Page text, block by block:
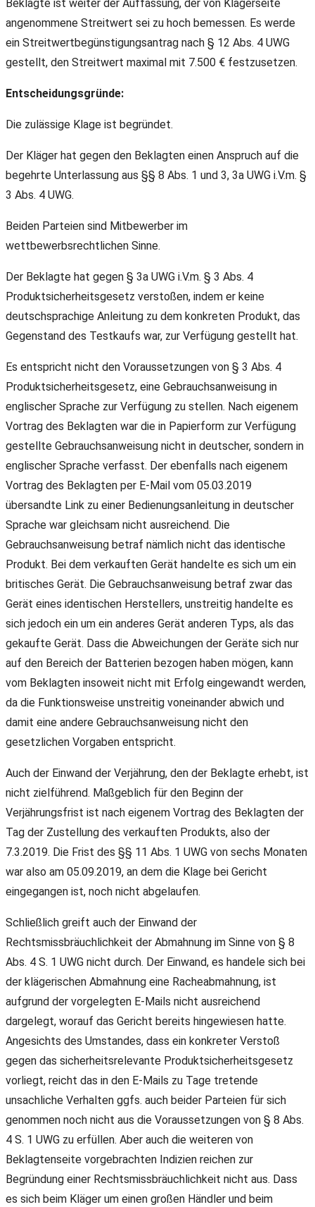
Beklagte ist weiter der Auffassung, der von Klägerseite
angenommene Streitwert sei zu hoch bemessen. Es werde
ein Streitwertbegünstigungsantrag nach § 12 Abs. 4 UWG
gestellt, den Streitwert maximal mit 7.500 € festzusetzen.
Entscheidungsgründe:
Die zulässige Klage ist begründet.
Der Kläger hat gegen den Beklagten einen Anspruch auf die
begehrte Unterlassung aus §§ 8 Abs. 1 und 3, 3a UWG i.V.m. §
3 Abs. 4 UWG.
Beiden Parteien sind Mitbewerber im
wettbewerbsrechtlichen Sinne.
Der Beklagte hat gegen § 3a UWG i.V.m. § 3 Abs. 4
Produktsicherheitsgesetz verstoßen, indem er keine
deutschsprachige Anleitung zu dem konkreten Produkt, das
Gegenstand des Testkaufs war, zur Verfügung gestellt hat.
Es entspricht nicht den Voraussetzungen von § 3 Abs. 4
Produktsicherheitsgesetz, eine Gebrauchsanweisung in
englischer Sprache zur Verfügung zu stellen. Nach eigenem
Vortrag des Beklagten war die in Papierform zur Verfügung
gestellte Gebrauchsanweisung nicht in deutscher, sondern in
englischer Sprache verfasst. Der ebenfalls nach eigenem
Vortrag des Beklagten per E-Mail vom 05.03.2019
übersandte Link zu einer Bedienungsanleitung in deutscher
Sprache war gleichsam nicht ausreichend. Die
Gebrauchsanweisung betraf nämlich nicht das identische
Produkt. Bei dem verkauften Gerät handelte es sich um ein
britisches Gerät. Die Gebrauchsanweisung betraf zwar das
Gerät eines identischen Herstellers, unstreitig handelte es
sich jedoch ein um ein anderes Gerät anderen Typs, als das
gekaufte Gerät. Dass die Abweichungen der Geräte sich nur
auf den Bereich der Batterien bezogen haben mögen, kann
vom Beklagten insoweit nicht mit Erfolg eingewandt werden,
da die Funktionsweise unstreitig voneinander abwich und
damit eine andere Gebrauchsanweisung nicht den
gesetzlichen Vorgaben entspricht.
Auch der Einwand der Verjährung, den der Beklagte erhebt, ist
nicht zielführend. Maßgeblich für den Beginn der
Verjährungsfrist ist nach eigenem Vortrag des Beklagten der
Tag der Zustellung des verkauften Produkts, also der
7.3.2019. Die Frist des §§ 11 Abs. 1 UWG von sechs Monaten
war also am 05.09.2019, an dem die Klage bei Gericht
eingegangen ist, noch nicht abgelaufen.
Schließlich greift auch der Einwand der
Rechtsmissbräuchlichkeit der Abmahnung im Sinne von § 8
Abs. 4 S. 1 UWG nicht durch. Der Einwand, es handele sich bei
der klägerischen Abmahnung eine Racheabmahnung, ist
aufgrund der vorgelegten E-Mails nicht ausreichend
dargelegt, worauf das Gericht bereits hingewiesen hatte.
Angesichts des Umstandes, dass ein konkreter Verstoß
gegen das sicherheitsrelevante Produktsicherheitsgesetz
vorliegt, reicht das in den E-Mails zu Tage tretende
unsachliche Verhalten ggfs. auch beider Parteien für sich
genommen noch nicht aus die Voraussetzungen von § 8 Abs.
4 S. 1 UWG zu erfüllen. Aber auch die weiteren von
Beklagtenseite vorgebrachten Indizien reichen zur
Begründung einer Rechtsmissbräuchlichkeit nicht aus. Dass
es sich beim Kläger um einen großen Händler und beim